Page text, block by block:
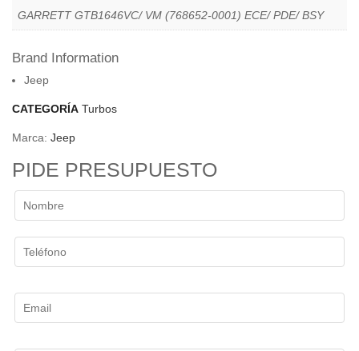
GARRETT GTB1646VC/ VM (768652-0001) ECE/ PDE/ BSY
Brand Information
Jeep
CATEGORÍA Turbos
Marca: Jeep
PIDE PRESUPUESTO